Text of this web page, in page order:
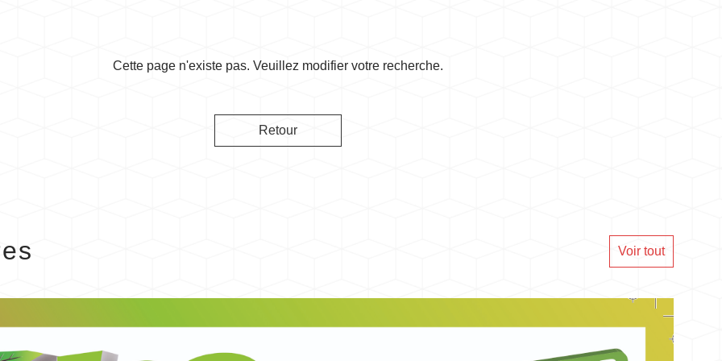
Cette page n'existe pas. Veuillez modifier votre recherche.
Retour
Voir tout